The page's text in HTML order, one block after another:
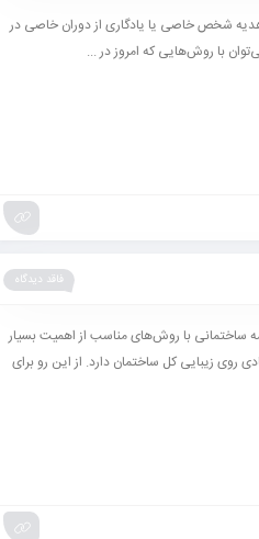
هدیه شخص خاصی یا یادگاری از دوران خاصی در
با روش‌هایی که امروز در ...
فاقد دیدگاه
با روش‌های مناسب از اهمیت بسیار
روی زیبایی کل ساختمان دارد. از این رو برای